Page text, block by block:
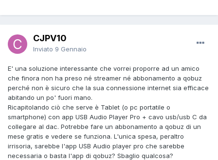
CJPV10
Inviato 9 Gennaio
E' una soluzione interessante che vorrei proporre ad un amico
che finora non ha preso né streamer né abbonamento a qobuz
perché non è sicuro che la sua connessione internet sia efficace
abitando un po' fuori mano.
Ricapitolando ciò che serve è Tablet (o pc portatile o
smartphone) con app USB Audio Player Pro + cavo usb/usb C da
collegare al dac. Potrebbe fare un abbonamento a qobuz di un
mese gratis e vedere se funziona. L'unica spesa, peraltro
irrisoria, sarebbe l'app USB Audio player pro che sarebbe
necessaria o basta l'app di qobuz? Sbaglio qualcosa?